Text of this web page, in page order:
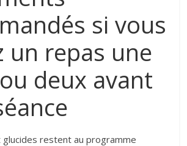
si vous
un repas une
deux avant
restent au programme